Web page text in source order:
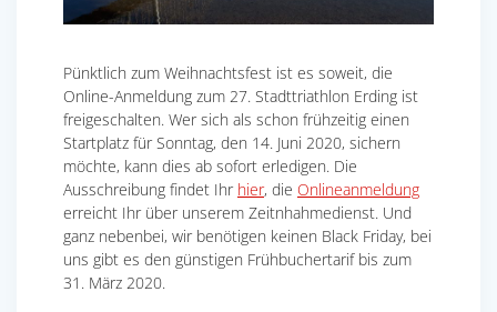
Pünktlich zum Weihnachtsfest ist es soweit, die
Online-Anmeldung zum 27. Stadttriathlon Erding ist
freigeschalten. Wer sich als schon frühzeitig einen
Startplatz für Sonntag, den 14. Juni 2020, sichern
möchte, kann dies ab sofort erledigen. Die
Ausschreibung findet Ihr hier, die Onlineanmeldung
erreicht Ihr über unserem Zeitnhahmedienst. Und
ganz nebenbei, wir benötigen keinen Black Friday, bei
uns gibt es den günstigen Frühbuchertarif bis zum
31. März 2020.